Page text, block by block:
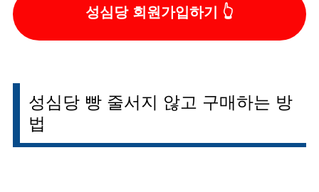
성심당 회원가입하기
성심당 빵 줄서지 않고 구매하는 방
법